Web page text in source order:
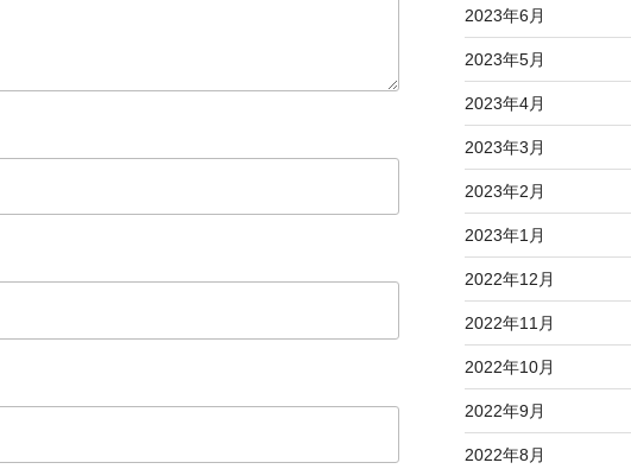
2023年6月
2023年5月
2023年4月
2023年3月
2023年2月
2023年1月
2022年12月
2022年11月
2022年10月
2022年9月
2022年8月